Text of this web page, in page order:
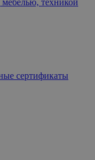
сертификаты